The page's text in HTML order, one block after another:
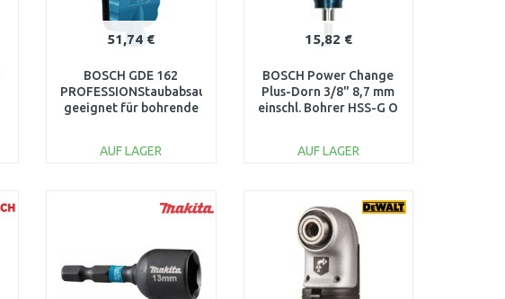
51,74 €
BOSCH GDE 162
PROFESSIONStaubabsaugung,
geeignet für bohrende
AUF LAGER
15,82 €
BOSCH Power Change
Plus-Dorn 3/8" 8,7 mm
einschl. Bohrer HSS-G O
AUF LAGER
Vergleichen